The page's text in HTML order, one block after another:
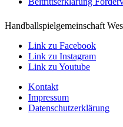
Handballspielgemeinschaft
Link zu Facebook
Link zu Instagram
Link zu Youtube
Kontakt
Impressum
Datenschutzerklärung